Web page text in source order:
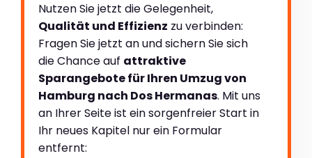
Nutzen Sie jetzt die Gelegenheit,
Qualität und Effizienz zu verbinden:
Fragen Sie jetzt an und sichern Sie sich
die Chance auf attraktive
Sparangebote für Ihren Umzug von
Hamburg nach Dos Hermanas. Mit uns
an Ihrer Seite ist ein sorgenfreier Start in
Ihr neues Kapitel nur ein Formular
entfernt: